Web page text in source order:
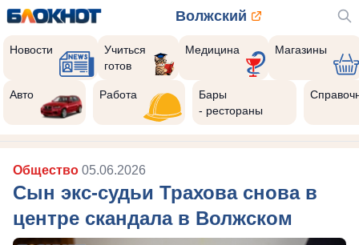
Волжский
Новости
Учиться
готов
Медицина Магазины
Авто Работа
Бары
- рестораны
Общество 05.06.2026
Сын экс-судьи Трахова снова в
центре скандала в Волжском